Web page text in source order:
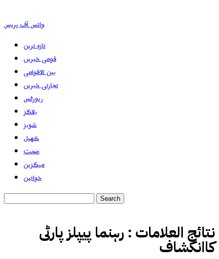
وائس آف پریس
تازہ ترین
قومی خبریں
بین الاقوامی
تجارتی خبریں
رپورٹس
بلاگز
شوبز
کھیل
صحت
میگزین
خواتین
نتائج العلامات : رہنما پیپلز پارٹی
کاانکشاف